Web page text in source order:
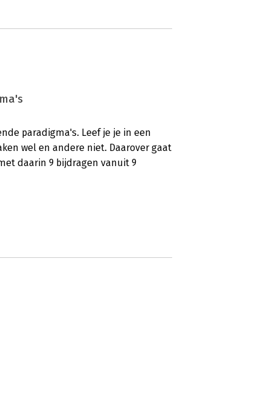
paradigma's. Leef je je in een
wel en andere niet. Daarover gaat
daarin 9 bijdragen vanuit 9